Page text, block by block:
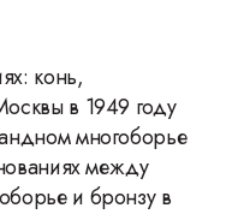
конь,
в 1949 году
многоборье
между
и бронзу в